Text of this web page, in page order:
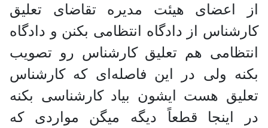
از اعضای هیئت مدیره تقاضای تعلیق
کارشناس از دادگاه انتظامی بکنن و دادگاه
انتظامی هم تعلیق کارشناس رو تصویب
بکنه ولی در این فاصله‌ای که کارشناس
تعلیق هست ایشون بیاد کارشناسی بکنه
در اینجا قطعاً دیگه میگن مواردی که